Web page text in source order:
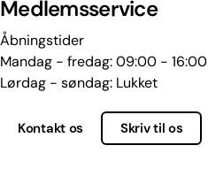
Medlemsservice
Åbningstider
Mandag - fredag: 09:00 - 16:00
Lørdag - søndag: Lukket
Kontakt os Skriv til os